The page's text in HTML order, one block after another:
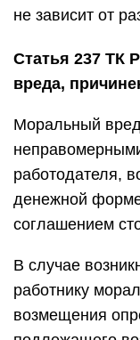
не зависит от
Статья 237 ТК
вреда,
Моральный
работодателя,
денежной
соглашением
В случае
работнику
возмещения